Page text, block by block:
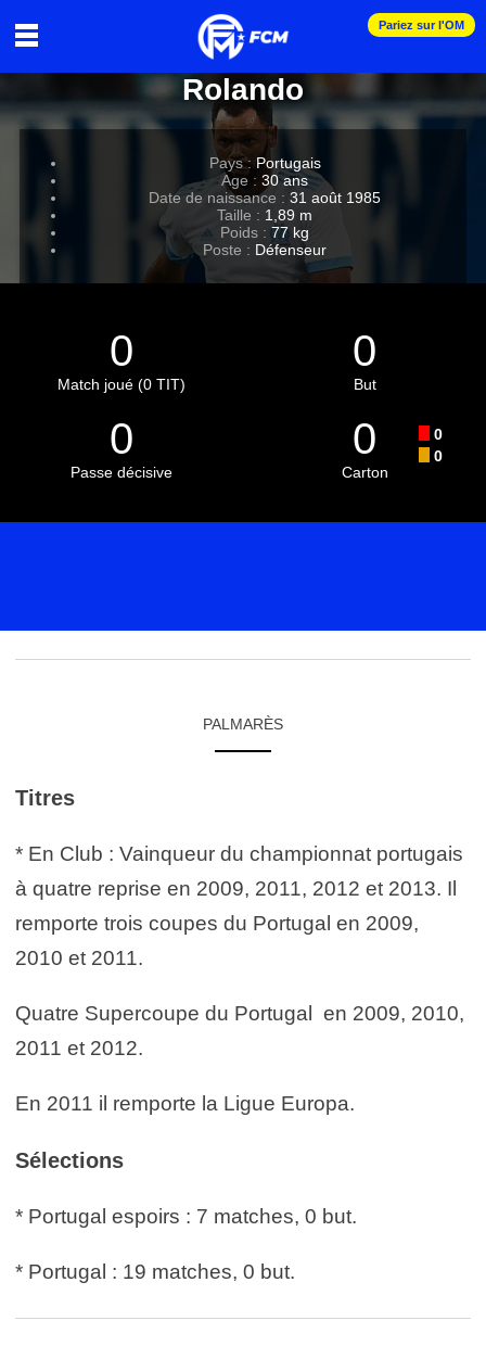
Pariez sur l'OM
Rolando
Pays : Portugais
Age : 30 ans
Date de naissance : 31 août 1985
Taille : 1,89 m
Poids :77 kg
Poste : Défenseur
0
Match joué (0 TIT)
0
But
0
Passe décisive
0
0
0
Carton
PALMARÈS
Titres
* En Club : Vainqueur du championnat portugais
à quatre reprise en 2009, 2011, 2012 et 2013. Il
remporte trois coupes du Portugal en 2009,
2010 et 2011.
Quatre Supercoupe du Portugal en 2009, 2010,
2011 et 2012.
En 2011 il remporte la Ligue Europa.
Sélections
* Portugal espoirs : 7 matches, 0 but.
* Portugal : 19 matches, 0 but.